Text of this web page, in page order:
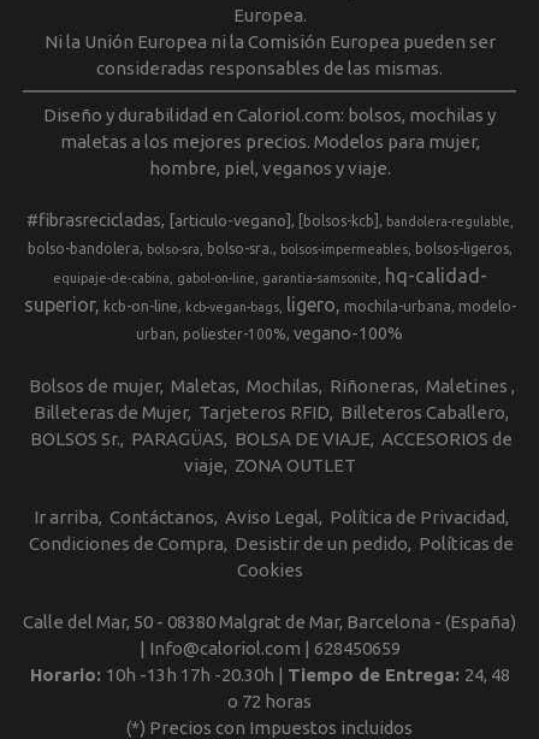
Europea.
Ni la Unión Europea ni la Comisión Europea pueden ser
consideradas responsables de las mismas.
Diseño y durabilidad en Caloriol.com: bolsos, mochilas y
maletas a los mejores precios. Modelos para mujer,
hombre, piel, veganos y viaje.
#fibrasrecicladas [articulo-vegano] [bolsos-kcb] bandolera-regulable
bolso-bandolera bolso-sra bolso-sra. bolsos-impermeables bolsos-ligeros
equipaje-de-cabina gabol-on-line garantia-samsonite
hq-calidad-
superior
kcb-on-line kcb-vegan-bags ligero mochila-urbana
modelo-
urban
poliester-100% vegano-100%
Bolsos de mujer Maletas Mochilas Riñoneras Maletines
Billeteras de Mujer Tarjeteros RFID
Billeteros Caballero
BOLSOS Sr.
PARAGÜAS BOLSA DE VIAJE ACCESORIOS de
viaje
ZONA OUTLET
Ir arriba Contáctanos Aviso Legal
Política de Privacidad
Condiciones de Compra
Desistir de un pedido
Políticas de
Cookies
Calle del Mar, 50 - 08380 Malgrat de Mar, Barcelona - (España)
| Info@caloriol.com | 628450659
Horario: 10h -13h 17h -20.30h | Tiempo de Entrega: 24, 48
o 72 horas
(*) Precios con Impuestos incluidos